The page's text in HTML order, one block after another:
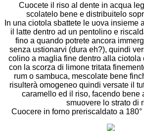
Cuocete il riso al dente in acqua
scolatelo bene e distribuitelo
In una ciotola sbattete le uova insieme
il latte dentro ad un pentolino e
fino a quando potrete ancora
senza ustionarvi (dura eh?), quindi
colino a maglia fine dentro alla ciotola
con la scorza di limone tritata
rum o sambuca, mescolate bene
risulterà omogeneo quindi versate il
caramello ed il riso, facendo bene
smuovere lo strato di
Cuocere in forno preriscaldato a